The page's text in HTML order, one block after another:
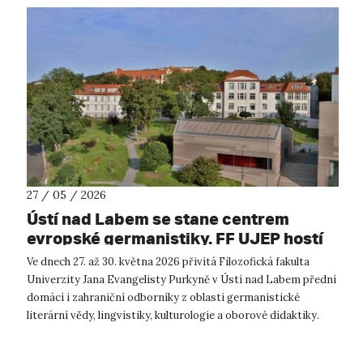
27 / 05 / 2026
Ústí nad Labem se stane centrem
evropské germanistiky. FF UJEP hostí
prestižní mezinárodní konferenci.
Ve dnech 27. až 30. května 2026 přivítá Filozofická fakulta
Univerzity Jana Evangelisty Purkyně v Ústí nad Labem přední
domácí i zahraniční odborníky z oblasti germanistické
literární vědy, lingvistiky, kulturologie a oborové didaktiky.